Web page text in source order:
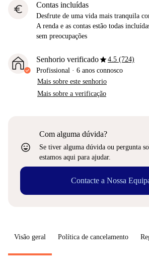
euro Contas incluídas
Desfrute de uma vida mais tranquila
A renda e as contas estão todas
sem preocupações
Senhorio verificadostar4.5 (724)
Profissional · 6 anos connosco
Mais sobre este senhorio
Mais sobre a verificação
sentiment_very_satisfied
Com alguma dúvida?
Se tiver alguma dúvida ou pergunta
estamos aqui para ajudar.
Contacte a Nossa
Visão geral Política de cancelamento